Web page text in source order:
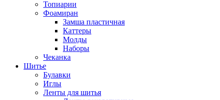
Топиарии
Фоамиран
Замша пластичная
Каттеры
Молды
Наборы
Чеканка
Шитье
Булавки
Иглы
Ленты для шитья